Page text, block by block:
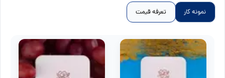
نمونه کار تعرفه قیمت